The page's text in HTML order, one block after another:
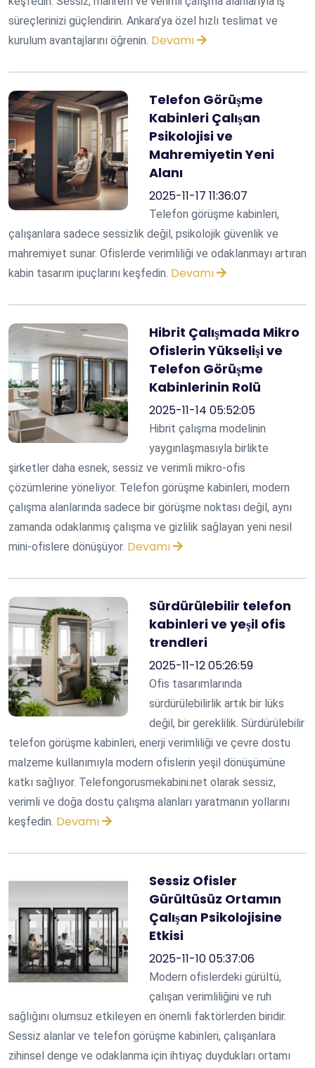
süreçlerinizi güçlendirin. Ankara’ya özel hızlı teslimat ve
kurulum avantajlarını öğrenin. Devamı
Telefon Görüşme
Kabinleri Çalışan
Psikolojisi ve
Mahremiyetin Yeni
Alanı
2025-11-17 11:36:07
Telefon görüşme kabinleri,
çalışanlara sadece sessizlik değil, psikolojik güvenlik ve
mahremiyet sunar. Ofislerde verimliliği ve odaklanmayı artıran
kabin tasarım ipuçlarını keşfedin. Devamı
Hibrit Çalışmada Mikro
Ofislerin Yükselişi ve
Telefon Görüşme
Kabinlerinin Rolü
2025-11-14 05:52:05
Hibrit çalışma modelinin
yaygınlaşmasıyla birlikte
şirketler daha esnek, sessiz ve verimli mikro-ofis
çözümlerine yöneliyor. Telefon görüşme kabinleri, modern
çalışma alanlarında sadece bir görüşme noktası değil, aynı
zamanda odaklanmış çalışma ve gizlilik sağlayan yeni nesil
mini-ofislere dönüşüyor. Devamı
Sürdürülebilir telefon
kabinleri ve yeşil ofis
trendleri
2025-11-12 05:26:59
Ofis tasarımlarında
sürdürülebilirlik artık bir lüks
değil, bir gereklilik. Sürdürülebilir
telefon görüşme kabinleri, enerji verimliliği ve çevre dostu
malzeme kullanımıyla modern ofislerin yeşil dönüşümüne
katkı sağlıyor. Telefongorusmekabini.net olarak sessiz,
verimli ve doğa dostu çalışma alanları yaratmanın yollarını
keşfedin. Devamı
Sessiz Ofisler
Gürültüsüz Ortamın
Çalışan Psikolojisine
Etkisi
2025-11-10 05:37:06
Modern ofislerdeki gürültü,
çalışan verimliliğini ve ruh
sağlığını olumsuz etkileyen en önemli faktörlerden biridir.
Sessiz alanlar ve telefon görüşme kabinleri, çalışanlara
zihinsel denge ve odaklanma için ihtiyaç duydukları ortamı